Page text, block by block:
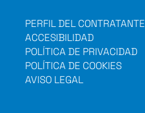
PERFIL DEL CONTRATANTE
ACCESIBILIDAD
POLÍTICA DE PRIVACIDAD
POLÍTICA DE COOKIES
AVISO LEGAL